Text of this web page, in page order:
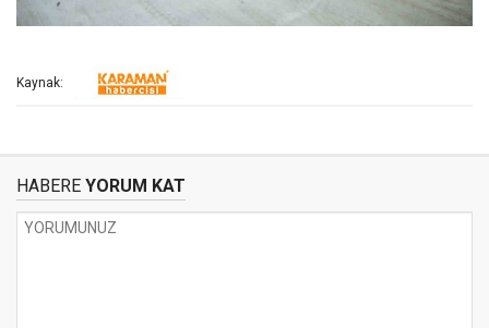
Kaynak:
HABERE YORUM KAT